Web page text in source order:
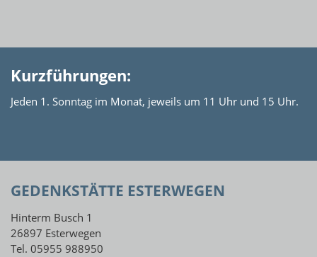
Kurzführungen:
Jeden 1. Sonntag im Monat, jeweils um 11 Uhr und 15 Uhr.
GEDENKSTÄTTE ESTERWEGEN
Hinterm Busch 1
26897 Esterwegen
Tel. 05955 988950